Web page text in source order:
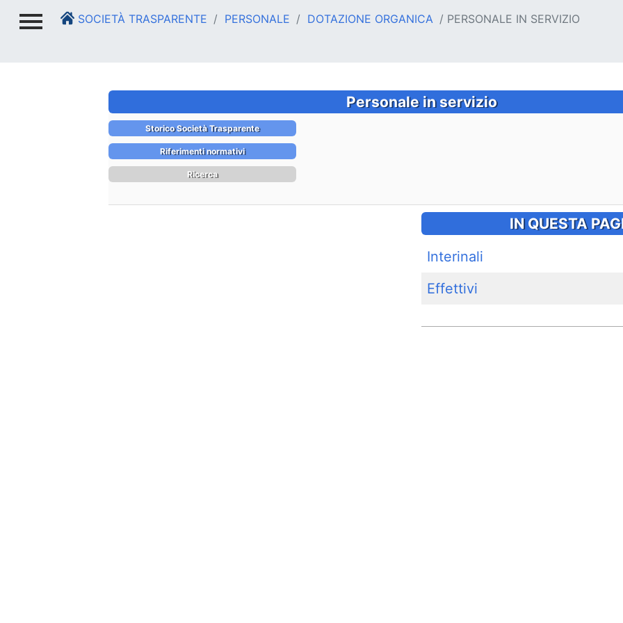
SOCIETÀ TRASPARENTE PERSONALE DOTAZIONE ORGANICA PERSONALE IN SERVIZIO
Personale in servizio
Storico Società Trasparente
Riferimenti normativi
Ricerca
IN QUESTA
Interinali
Effettivi